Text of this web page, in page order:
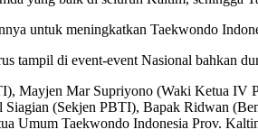
untuk meningkatkan Taekwondo
tampil di event-event Nasional bahkan
Mayjen Mar Supriyono (Waki Ketua
(Sekjen PBTI), Bapak Ridwan
Taekwondo Indonesia Prov.